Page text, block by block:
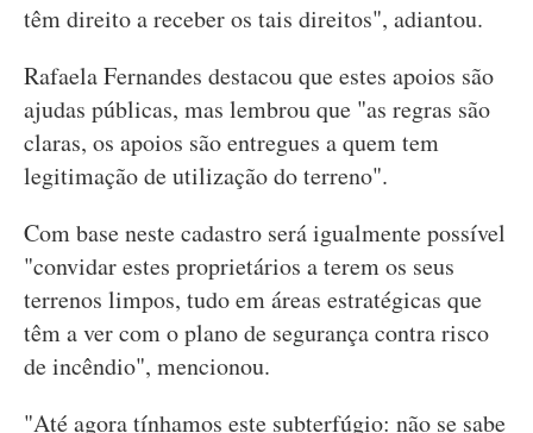
têm direito a receber os tais direitos", adiantou.
Rafaela Fernandes destacou que estes apoios são
ajudas públicas, mas lembrou que "as regras são
claras, os apoios são entregues a quem tem
legitimação de utilização do terreno".
Com base neste cadastro será igualmente possível
"convidar estes proprietários a terem os seus
terrenos limpos, tudo em áreas estratégicas que
têm a ver com o plano de segurança contra risco
de incêndio", mencionou.
"Até agora tínhamos este subterfúgio: não se sabe